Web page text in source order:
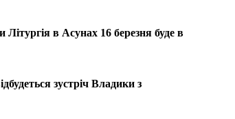
в Асунах 16 березня буде в
зустріч Владики з